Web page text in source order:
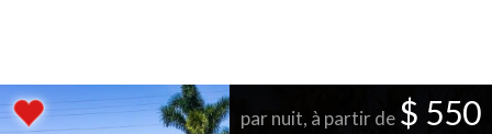
par nuit, à partir de $ 550